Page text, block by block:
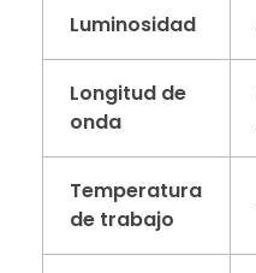
Luminosidad
Longitud de
onda
Temperatura
de trabajo